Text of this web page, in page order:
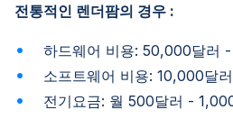
전통적인 렌더팜의 경우 :
하드웨어 비용: 50,000달러
소프트웨어 비용: 10,000달
전기요금: 월 500달러 -